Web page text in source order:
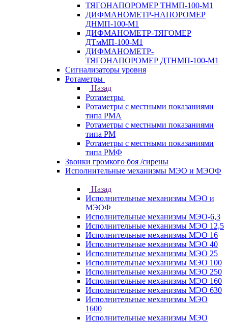
ТЯГОНАПОРОМЕР ТНМП-100-М1
ДИФМАНОМЕТР-НАПОРОМЕР
ДНМП-100-М1
ДИФМАНОМЕТР-ТЯГОМЕР
ДТмМП-100-М1
ДИФМАНОМЕТР-
ТЯГОНАПОРОМЕР ДТНМП-100-М1
Сигнализаторы уровня
Ротаметры
Назад
Ротаметры
Ротаметры с местными показаниями
типа РМА
Ротаметры с местными показаниями
типа РМ
Ротаметры с местными показаниями
типа РМФ
Звонки громкого боя /сирены
Исполнительные механизмы МЭО и МЭОФ
Назад
Исполнительные механизмы МЭО и
МЭОФ
Исполнительные механизмы МЭО-6,3
Исполнительные механизмы МЭО 12,5
Исполнительные механизмы МЭО 16
Исполнительные механизмы МЭО 40
Исполнительные механизмы МЭО 25
Исполнительные механизмы МЭО 100
Исполнительные механизмы МЭО 250
Исполнительные механизмы МЭО 160
Исполнительные механизмы МЭО 630
Исполнительные механизмы МЭО
1600
Исполнительные механизмы МЭО